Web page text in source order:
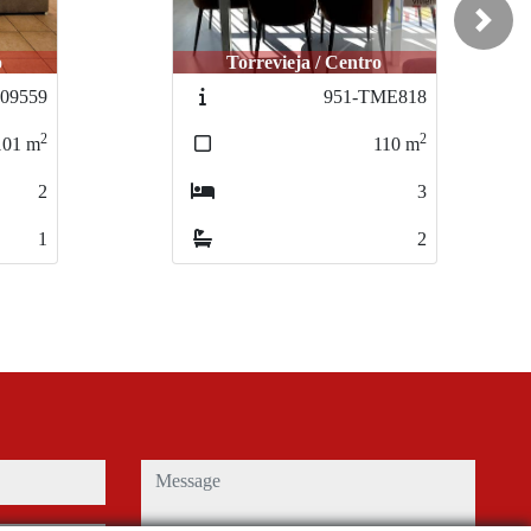
Torrevieja / Centro
951-TME818
Torrevieja / Centro
951-TME818
Next
message